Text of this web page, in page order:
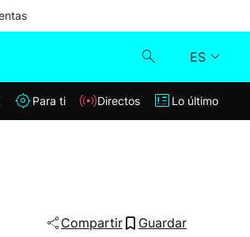
ES
Klisk
Para ti Directos Lo último
Compartir Guardar